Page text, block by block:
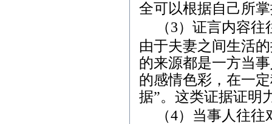
全可以根据自己所
（3） 证言内容往
由于夫妻之间生活
的来源都是一方当
的感情色彩，在一
据”。这类证据证明
（4） 当事人往往